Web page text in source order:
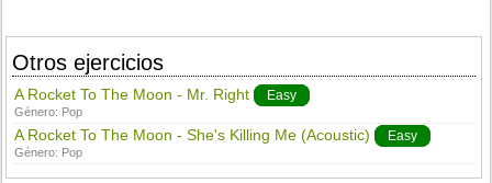
Otros ejercicios
A Rocket To The Moon - Mr. Right Easy
Género: Pop
A Rocket To The Moon - She's Killing Me (Acoustic) Easy
Género: Pop